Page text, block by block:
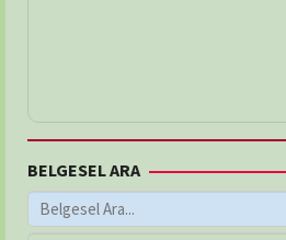
BELGESEL ARA